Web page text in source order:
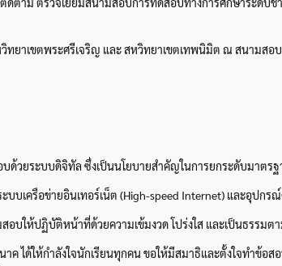
ยาเขตพระศรีเจริญ และ สหวิทยาเขตเทพนิมิต ณ สนามสอ
บด้วยระบบดิจิทัล ซึ่งเป็นนโยบายสำคัญในการยกระดับมาตร
บเครือข่ายอินเทอร์เน็ต (High-speed Internet) และอุปก
บให้ปฏิบัติหน้าที่ด้วยความเข้มงวด โปร่งใส และเป็นธรรมต
ได้ให้กำลังใจนักเรียนทุกคน ขอให้มีสมาธิและตั้งใจทำข้อ